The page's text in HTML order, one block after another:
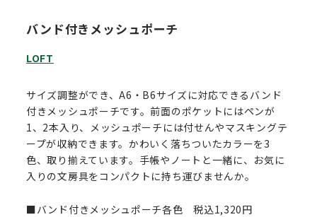
バンド付きメッシュポーチ
LOFT
サイズ調整ができ、A6・B6サイズに対応できるバンド
付きメッシュポーチです。前面のポケットにはペンが
1、2本入り、メッシュポーチには付せんやマスキングテ
ープが収納できます。かわいく落ちついたカラーを3
色、取り揃えています。手帳やノートと一緒に、お気に
入りの文房具をコンパクトに持ち運びませんか。
■バンド付きメッシュポーチ各色 税込1,320円